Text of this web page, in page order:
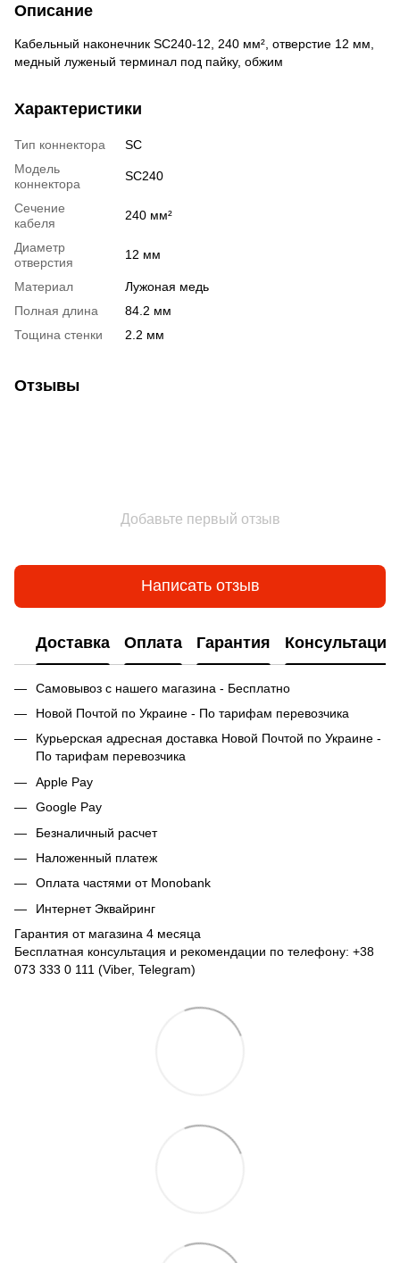
Описание
Кабельный наконечник SC240-12, 240 мм², отверстие 12 мм,
медный луженый терминал под пайку, обжим
Характеристики
Тип коннектора
SC
Модель
коннектора
SC240
Сечение
кабеля
240 мм²
Диаметр
отверстия
12 мм
Материал
Лужоная медь
Полная длина
84.2 мм
Тощина стенки
2.2 мм
Отзывы
Добавьте первый отзыв
Написать отзыв
Доставка Оплата Гарантия Консультация
Самовывоз с нашего магазина - Бесплатно
Новой Почтой по Украине - По тарифам перевозчика
Курьерская адресная доставка Новой Почтой по Украине -
По тарифам перевозчика
Apple Pay
Google Pay
Безналичный расчет
Наложенный платеж
Оплата частями от Monobank
Интернет Эквайринг
Гарантия от магазина 4 месяца
Бесплатная консультация и рекомендации по телефону: +38
073 333 0 111 (Viber, Telegram)